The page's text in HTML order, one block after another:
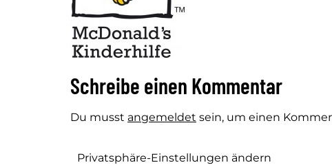
Schreibe einen Kommentar
Du musst angemeldet sein, um einen
Privatsphäre-Einstellungen ändern